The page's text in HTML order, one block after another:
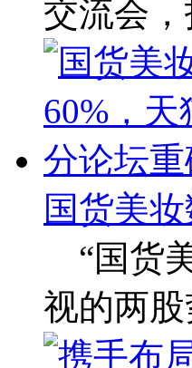
交流会
国货美
“国货
视的两